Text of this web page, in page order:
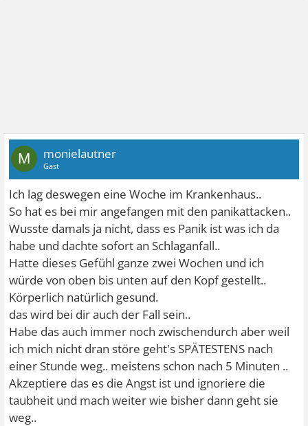
M monielautner
Gast
Ich lag deswegen eine Woche im Krankenhaus..
So hat es bei mir angefangen mit den panikattacken..
Wusste damals ja nicht, dass es Panik ist was ich da
habe und dachte sofort an Schlaganfall..
Hatte dieses Gefühl ganze zwei Wochen und ich
würde von oben bis unten auf den Kopf gestellt..
Körperlich natürlich gesund.
das wird bei dir auch der Fall sein..
Habe das auch immer noch zwischendurch aber weil
ich mich nicht dran störe geht's SPÄTESTENS nach
einer Stunde weg.. meistens schon nach 5 Minuten ..
Akzeptiere das es die Angst ist und ignoriere die
taubheit und mach weiter wie bisher dann geht sie
weg..